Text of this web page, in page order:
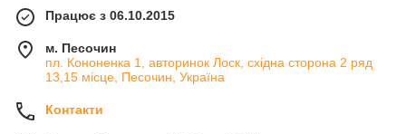
Працює з 06.10.2015
м. Песочин
пл. Кононенка 1, авторинок Лоск, східна сторона 2 ряд
13,15 місце, Песочин, Україна
Контакти